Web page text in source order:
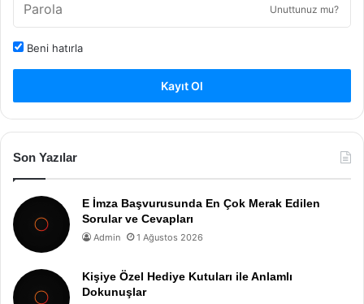
Unuttunuz mu?
Beni hatırla
Kayıt Ol
Son Yazılar
E İmza Başvurusunda En Çok Merak Edilen
Sorular ve Cevapları
Admin 1 Ağustos 2026
Kişiye Özel Hediye Kutuları ile Anlamlı
Dokunuşlar